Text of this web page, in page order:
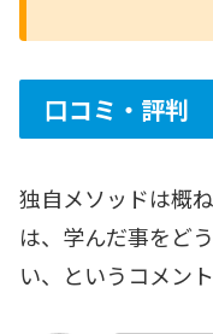
口コミ・評判
独自メソッドは概
は、学んだ事をど
い、というコメン